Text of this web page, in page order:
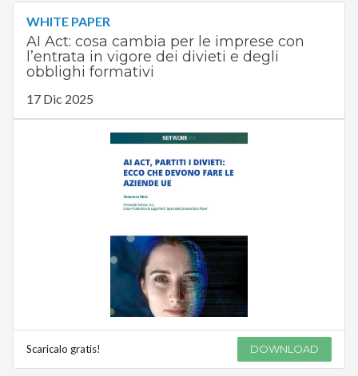
WHITE PAPER
AI Act: cosa cambia per le imprese con
l’entrata in vigore dei divieti e degli
obblighi formativi
17 Dic 2025
Scaricalo gratis! DOWNLOAD